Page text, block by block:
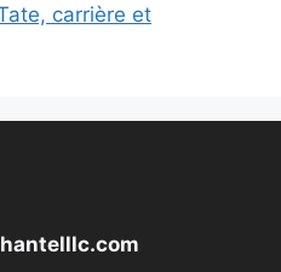
carrière et